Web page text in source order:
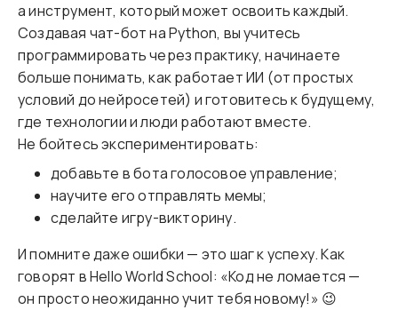
а инструмент, который может освоить каждый.
Создавая чат-бот на Python, вы учитесь
программировать через практику, начинаете
больше понимать, как работает ИИ (от простых
условий до нейросетей) и готовитесь к будущему,
где технологии и люди работают вместе.
Не бойтесь экспериментировать:
добавьте в бота голосовое управление;
научите его отправлять мемы;
сделайте игру-викторину.
И помните даже ошибки — это шаг к успеху. Как
говорят в Hello World School: «Код не ломается —
он просто неожиданно учит тебя новому!» 😉